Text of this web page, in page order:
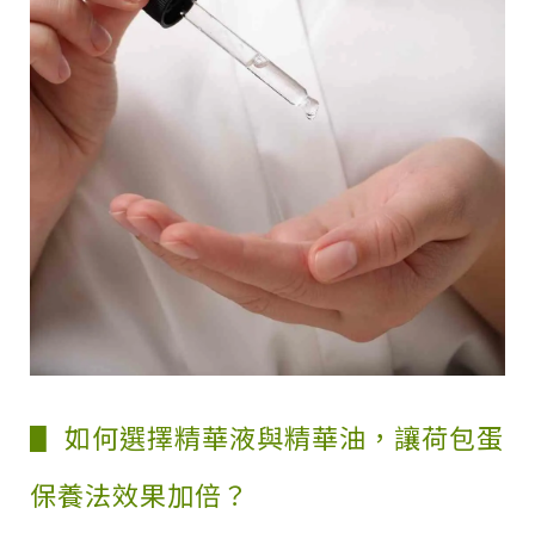
▋ 如何選擇精華液與精華油，讓荷包蛋
保養法效果加倍？